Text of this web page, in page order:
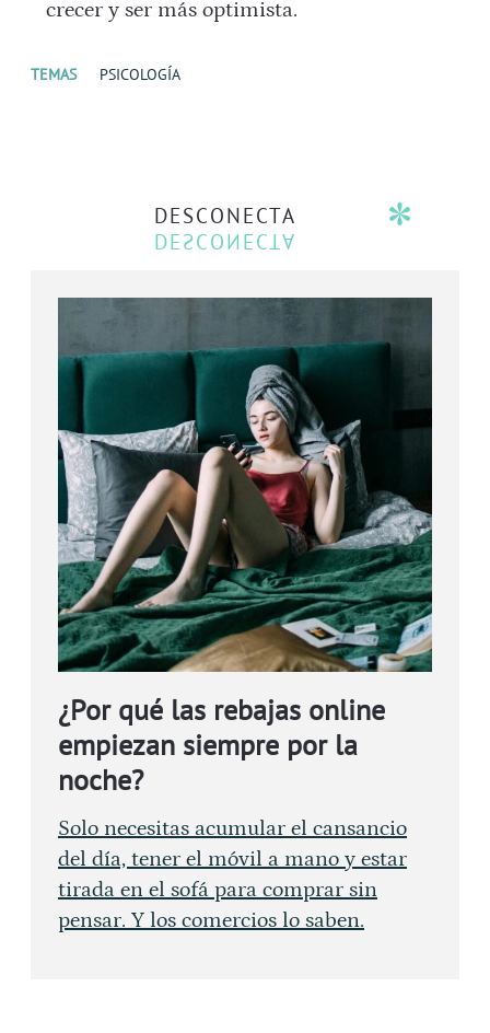
crecer y ser más optimista.
TEMAS PSICOLOGÍA
DESCONECTA
¿Por qué las rebajas online
empiezan siempre por la
noche?
Solo necesitas acumular el cansancio
del día, tener el móvil a mano y estar
tirada en el sofá para comprar sin
pensar. Y los comercios lo saben.